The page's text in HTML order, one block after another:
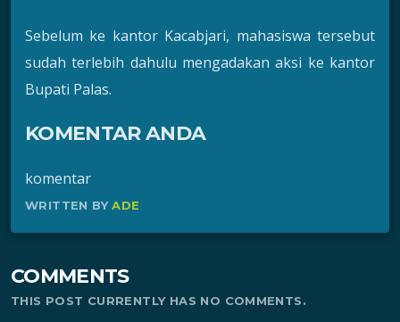
Sebelum ke kantor Kacabjari, mahasiswa tersebut
sudah terlebih dahulu mengadakan aksi ke kantor
Bupati Palas.
KOMENTAR ANDA
komentar
WRITTEN BYADE
COMMENTS
THIS POST CURRENTLY HAS NO COMMENTS.